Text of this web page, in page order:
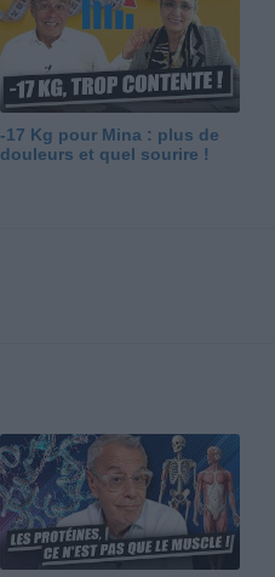
-17 Kg pour Mina : plus de
douleurs et quel sourire !